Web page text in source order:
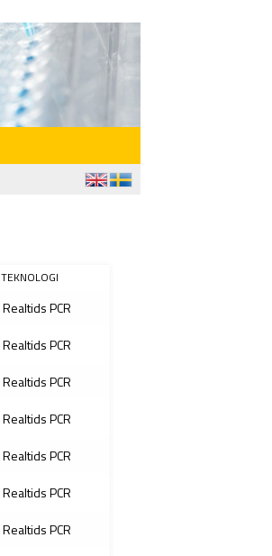
TEKNOLOGI
Realtids PCR
Realtids PCR
Realtids PCR
Realtids PCR
Realtids PCR
Realtids PCR
Realtids PCR